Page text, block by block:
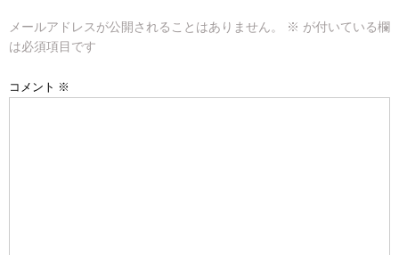
ゲ
ー
シ
メールアドレスが公開されることはありません。 ※ が付いている欄
は必須項目です
コメント ※